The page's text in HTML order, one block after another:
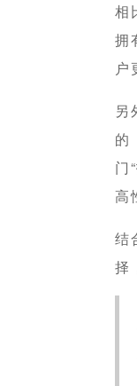
相
拥
户
另
的
门
高
结
择